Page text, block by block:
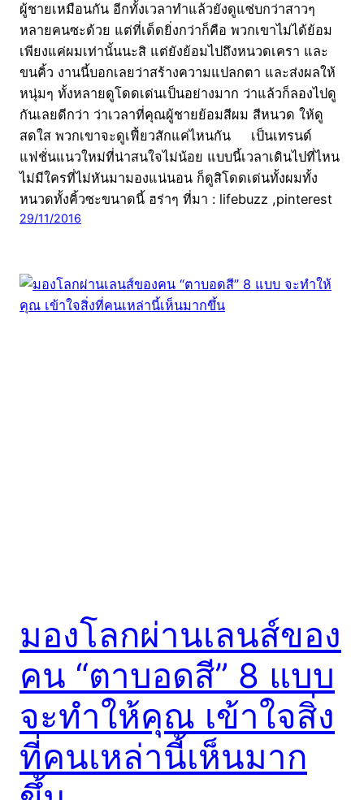
ผู้ชายเหมือนกัน อีกทั้งเวลาทำแล้วยังดูแซ่บกว่าสาวๆ
หลายคนซะด้วย แต่ที่เด็ดยิ่งกว่าก็คือ พวกเขาไม่ได้ย้อม
เพียงแค่ผมเท่านั้นนะสิ แต่ยังย้อมไปถึงหนวดเครา และ
ขนคิ้ว งานนี้บอกเลยว่าสร้างความแปลกตา และส่งผลให้
หนุ่มๆ ทั้งหลายดูโดดเด่นเป็นอย่างมาก ว่าแล้วก็ลองไปดู
กันเลยดีกว่า ว่าเวลาที่คุณผู้ชายย้อมสีผม สีหนวด ให้ดู
สดใส พวกเขาจะดูเฟี้ยวสักแค่ไหนกัน เป็นเทรนด์
แฟชั่นแนวใหม่ที่น่าสนใจไม่น้อย แบบนี้เวลาเดินไปที่ไหน
ไม่มีใครที่ไม่หันมามองแน่นอน ก็ดูสิโดดเด่นทั้งผมทั้ง
หนวดทั้งคิ้วซะขนาดนี้ ฮร่าๆ ที่มา : lifebuzz ,pinterest
29/11/2016
มองโลกผ่านเลนส์ของ
คน “ตาบอดสี” 8 แบบ
จะทำให้คุณ เข้าใจสิ่ง
ที่คนเหล่านี้เห็นมาก